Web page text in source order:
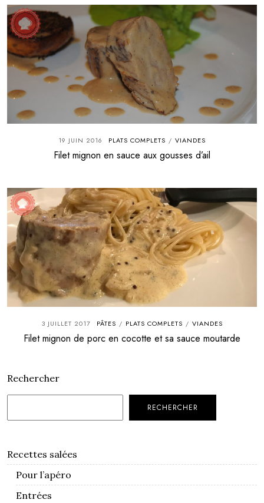
19 JUIN 2016 PLATS COMPLETS / VIANDES
Filet mignon en sauce aux gousses d’ail
3 JUILLET 2017 PÂTES / PLATS COMPLETS / VIANDES
Filet mignon de porc en cocotte et sa sauce moutarde
Rechercher
RECHERCHER
Recettes salées
Pour l’apéro
Entrées